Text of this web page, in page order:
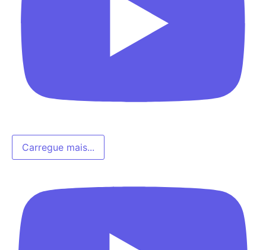
Carregue mais...